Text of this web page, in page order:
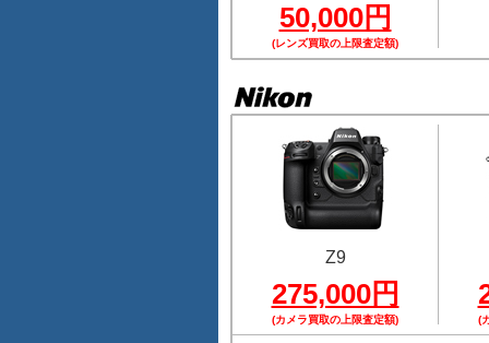
50,000円
(レンズ買取の上限査定額)
Z9
275,000円
(カメラ買取の上限査定額) (